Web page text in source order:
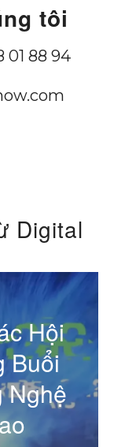
tôi
01 88 94
Digital
Hội
Buổi
Nghệ